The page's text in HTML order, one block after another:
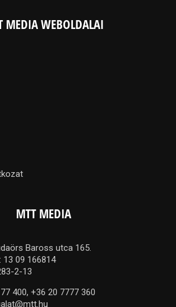
MEDIA WEBOLDALAI
MTT MEDIA
Baross utca 165.
13 09 166814
2-13
400, +36 20 7777 360